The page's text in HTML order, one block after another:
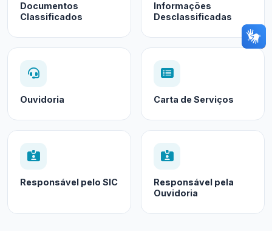
Documentos
Classificados
Informações
Desclassificadas
Ouvidoria Carta de Serviços
Responsável pelo SIC
Responsável pela
Ouvidoria